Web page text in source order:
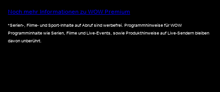
Noch mehr Informationen zu WOW Premium
*Serien-, Filme- und Sport-Inhalte auf Abruf sind werbefrei. Programmhinweise für WOW
Programminhalte wie Serien, Filme und Live-Events, sowie Produkthinweise auf Live-Sendern bleiben
davon unberührt.